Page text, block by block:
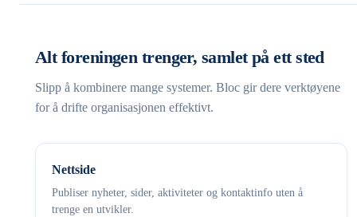
Alt foreningen trenger, samlet på ett sted
Slipp å kombinere mange systemer. Bloc gir dere verktøyene
for å drifte organisasjonen effektivt.
Nettside
Publiser nyheter, sider, aktiviteter og kontaktinfo uten å
trenge en utvikler.